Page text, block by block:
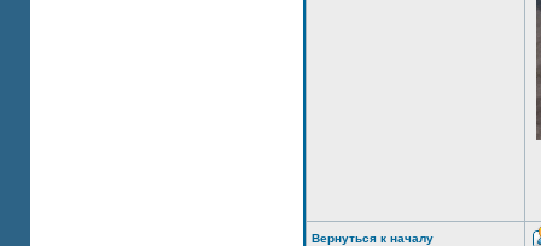
Вернуться к началу